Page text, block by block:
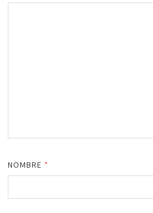
NOMBRE *